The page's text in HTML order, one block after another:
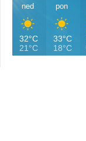
ned
32°C
21°C
pon
33°C
18°C